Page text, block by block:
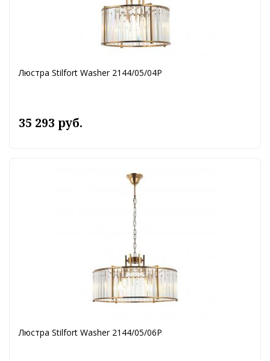
Люстра Stilfort Washer 2144/05/04P
35 293 руб.
Люстра Stilfort Washer 2144/05/06P